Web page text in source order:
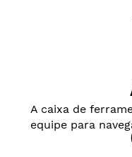
A caixa de
equipe para